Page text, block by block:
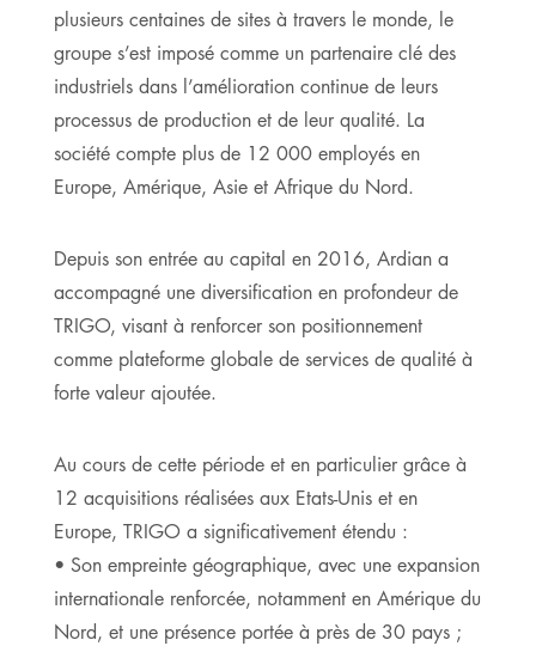
plusieurs centaines de sites à travers le monde, le
groupe s’est imposé comme un partenaire clé des
industriels dans l’amélioration continue de leurs
processus de production et de leur qualité. La
société compte plus de 12 000 employés en
Europe, Amérique, Asie et Afrique du Nord.
Depuis son entrée au capital en 2016, Ardian a
accompagné une diversification en profondeur de
TRIGO, visant à renforcer son positionnement
comme plateforme globale de services de qualité à
forte valeur ajoutée.
Au cours de cette période et en particulier grâce à
12 acquisitions réalisées aux Etats-Unis et en
Europe, TRIGO a significativement étendu :
• Son empreinte géographique, avec une expansion
internationale renforcée, notamment en Amérique du
Nord, et une présence portée à près de 30 pays ;